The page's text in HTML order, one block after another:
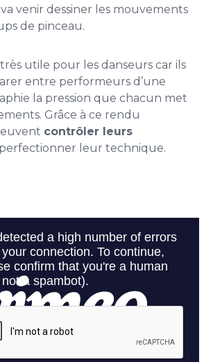
venir dessiner les mouvements
de pinceau.
utile pour les danseurs car ils
entre performeurs d’une
la pression que chacun met
Grâce à ce rendu
contrôler leurs
leur technique.